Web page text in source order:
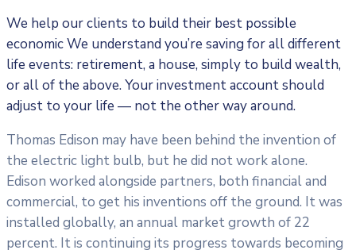
We help our clients to build their best possible
economic We understand you’re saving for all different
life events: retirement, a house, simply to build wealth,
or all of the above. Your investment account should
adjust to your life — not the other way around.
Thomas Edison may have been behind the invention of
the electric light bulb, but he did not work alone.
Edison worked alongside partners, both financial and
commercial, to get his inventions off the ground. It was
installed globally, an annual market growth of 22
percent. It is continuing its progress towards becoming